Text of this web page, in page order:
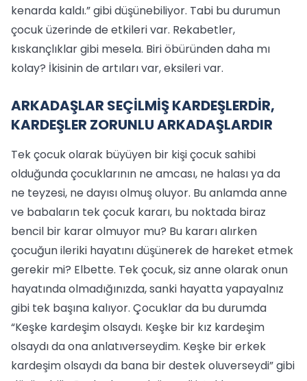
kenarda kaldı.” gibi düşünebiliyor. Tabi bu durumun
çocuk üzerinde de etkileri var. Rekabetler,
kıskançlıklar gibi mesela. Biri öbüründen daha mı
kolay? İkisinin de artıları var, eksileri var.
ARKADAŞLAR SEÇİLMİŞ KARDEŞLERDİR,
KARDEŞLER ZORUNLU ARKADAŞLARDIR
Tek çocuk olarak büyüyen bir kişi çocuk sahibi
olduğunda çocuklarının ne amcası, ne halası ya da
ne teyzesi, ne dayısı olmuş oluyor. Bu anlamda anne
ve babaların tek çocuk kararı, bu noktada biraz
bencil bir karar olmuyor mu? Bu kararı alırken
çocuğun ileriki hayatını düşünerek de hareket etmek
gerekir mi? Elbette. Tek çocuk, siz anne olarak onun
hayatında olmadığınızda, sanki hayatta yapayalnız
gibi tek başına kalıyor. Çocuklar da bu durumda
“Keşke kardeşim olsaydı. Keşke bir kız kardeşim
olsaydı da ona anlatıverseydim. Keşke bir erkek
kardeşim olsaydı da bana bir destek oluverseydi” gibi